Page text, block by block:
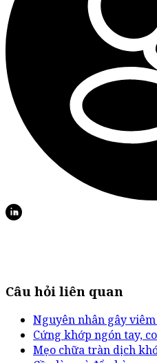
Câu hỏi liên quan
Nguyên nhân gây
Cứng khớp ngón tay,
Mẹo chữa tràn dịch